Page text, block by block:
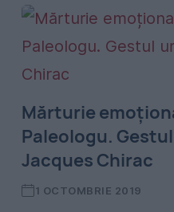
Mărturie
Paleologu.
Jacques Chirac
1 OCTOMBRIE 2019